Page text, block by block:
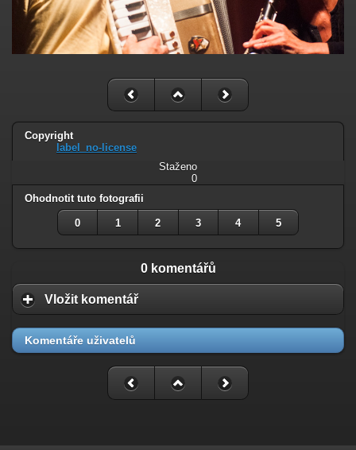
Copyright
label_no-license
Staženo
0
Ohodnotit tuto fotografii
0 1 2 3 4 5
0 komentářů
Vložit komentář
Komentáře uživatelů